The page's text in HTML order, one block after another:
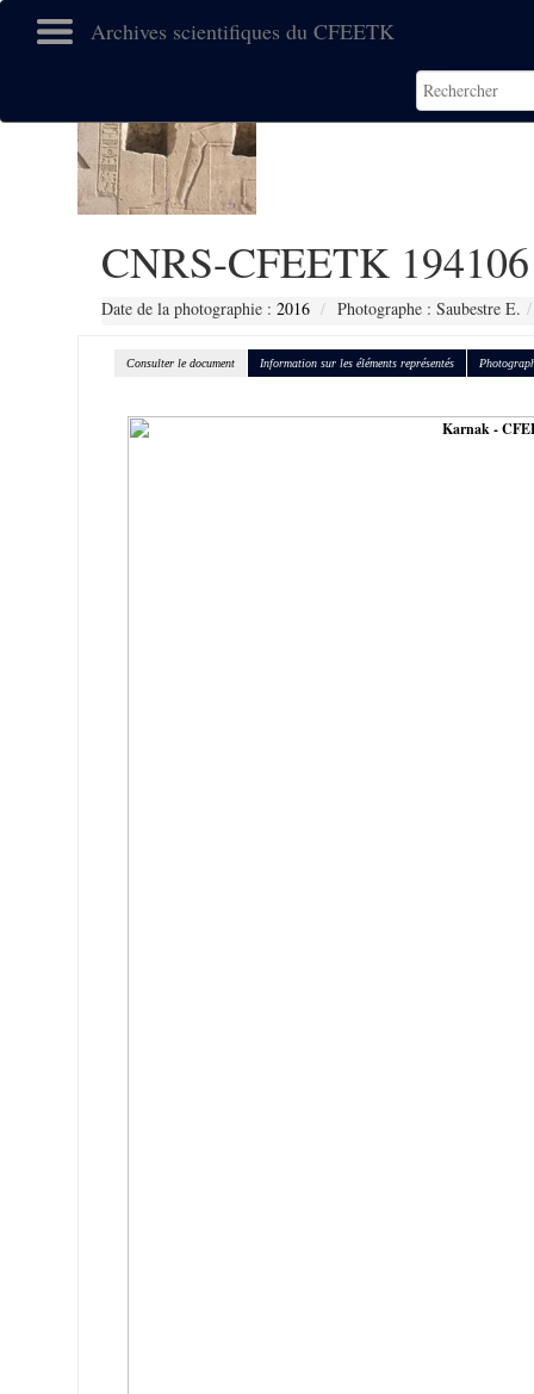
Archives scientifiques du CFEETK
CNRS-CFEETK 194106
Date de la photographie : 2016 Photographe : Saubestre E.
Consulter le document Information sur les éléments représentés